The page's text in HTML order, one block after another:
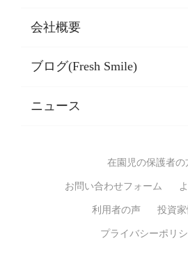
東京都認証保育所空き状況
選ばれる理由一覧
乳児期・幼児期・
バイリンガル保育園
スポーツ保育園
モンテッソーリ式保育園
STEAMS保育・学童
会社概要
会社概要
SDGsについて
ブログ(Fresh Smile)
ニュース
在園児の保護者の
お問い合わせフォーム
利用者の声 投資
プライバシーポリ